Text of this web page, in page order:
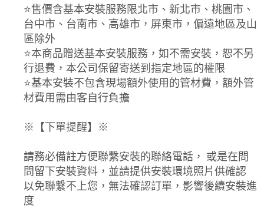
⭐️售價含基本安裝服務限北市、新北市、桃園市、
台中市、台南市、高雄市，屏東市，偏遠地區及山
區除外
⭐️本商品贈送基本安裝服務，如不需安裝，恕不另
行退費，本公司保留寄送到指定地區的權限
⭐️基本安裝不包含現場額外使用的管材費，額外管
材費用需由客自行負擔
※【下單提醒】※
請務必備註方便聯繫安裝的聯絡電話， 或是在問
問留下安裝資料，並請提供安裝環境照片供確認
以免聯繫不上您，無法確認訂單，影響後續安裝進
度